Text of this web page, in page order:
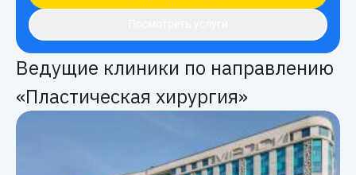
Ведущие клиники по направлению
«Пластическая хирургия»